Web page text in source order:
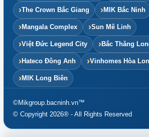
The Crown Bắc Giang MIK Bắc Ninh
Mangala Complex Sun Mê Linh
Việt Đức Legend City Bắc Thăng
Hateco Đông Anh Vinhomes Hòa
MIK Long Biên
©Mikgroup.bacninh.vn™
© Copyright 2026® - All Rights Reserved